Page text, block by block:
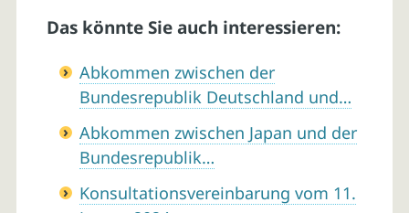
Das könnte Sie auch interessieren:
Abkommen zwischen der
Bundesrepublik Deutschland und…
Abkommen zwischen Japan und der
Bundesrepublik…
Konsultationsvereinbarung vom 11.